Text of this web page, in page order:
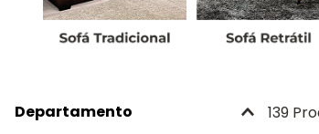
Departamento
139